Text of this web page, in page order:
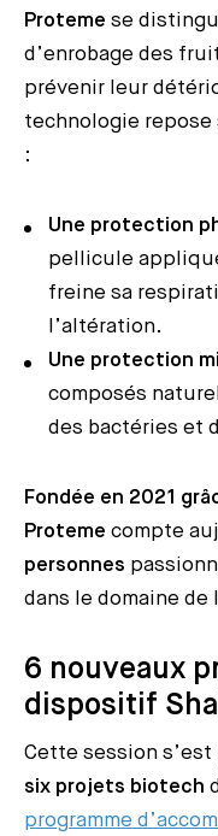
Proteme se
d’enrobage des
prévenir leur
technologie
:
Une protection
pellicule
freine sa
l’altération.
Une protection
composés
des bactéries et
Fondée en 2021
Proteme compte
personnes
dans le domaine de
6 nouveaux
dispositif
Cette session
six projets biotech
programme